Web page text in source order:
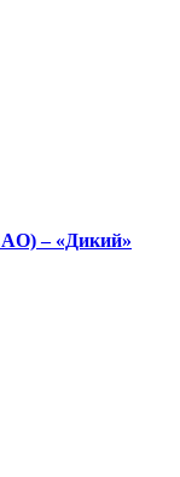
– «Дикий»